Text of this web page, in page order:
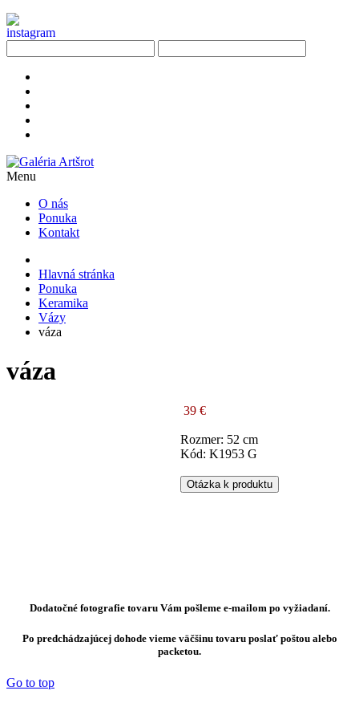
Menu
O nás
Ponuka
Kontakt
Hlavná stránka
Ponuka
Keramika
Vázy
váza
váza
39 €
Rozmer: 52 cm
Kód: K1953 G
Otázka k produktu
Dodatočné fotografie tovaru Vám pošleme e-mailom po vyžiadaní.
Po predchádzajúcej dohode vieme väčšinu tovaru poslať poštou alebo
packetou.
Go to top